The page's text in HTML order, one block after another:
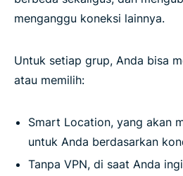
menganggu koneksi lainnya.
Untuk setiap grup, Anda bisa
atau memilih:
Smart Location, yang akan
untuk Anda berdasarkan
Tanpa VPN, di saat Anda